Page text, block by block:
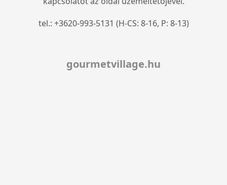
tel.: +3620-993-5131 (H-CS: 8-16, P: 8-13)
gourmetvillage.hu